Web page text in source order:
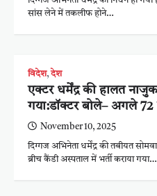
सांस लेने में तकलीफ होने…
विदेश, देश
एक्टर धर्मेंद्र की हालत
गया:डॉक्टर बोले– अगले 72
November 10, 2025
दिग्गज अभिनेता धर्मेंद्र की तबीयत
ब्रीच कैंडी अस्पताल में भर्ती कराया गया…